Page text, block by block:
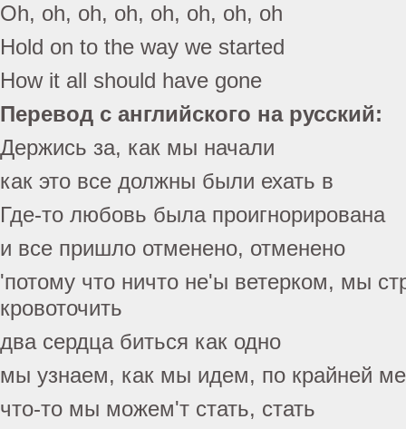
Oh, oh, oh, oh, oh, oh, oh, oh
Hold on to the way we started
How it all should have gone
Перевод с английского на русский:
Держись за, как мы начали
как это все должны были ехать в
Где-то любовь была проигнорирована
и все пришло отменено, отменено
'потому что ничто не'ы ветерком, мы
кровоточить
два сердца биться как одно
мы узнаем, как мы идем, по крайней
что-то мы можем'т стать, стать